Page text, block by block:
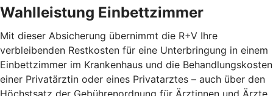
Wahlleistung Einbettzimmer
Mit dieser Absicherung übernimmt die R+V Ihre
verbleibenden Restkosten für eine Unterbringung in einem
Einbettzimmer im Krankenhaus und die Behandlungskosten
einer Privatärztin oder eines Privatarztes – auch über den